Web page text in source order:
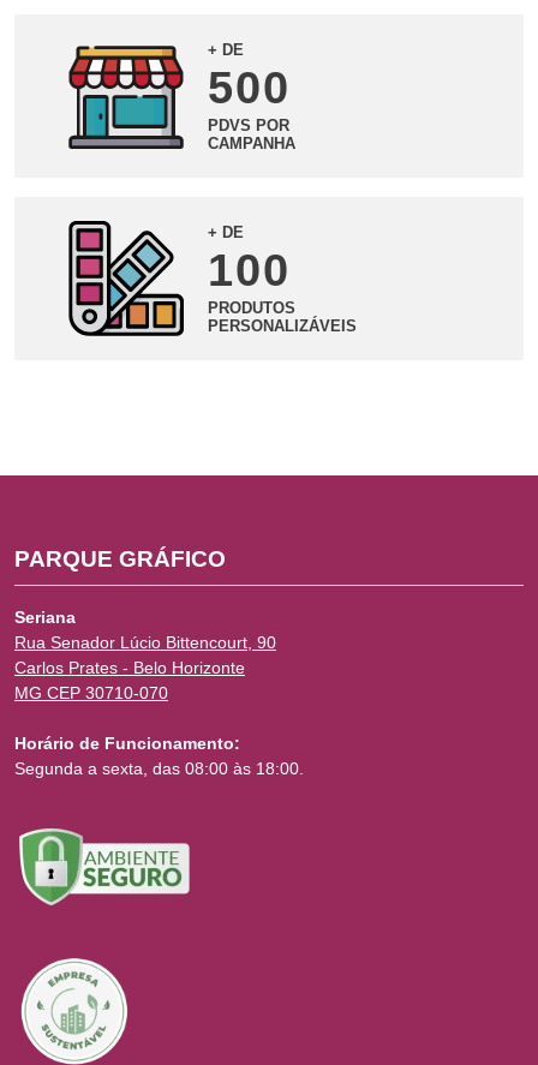
+ DE
500
PDVS POR
CAMPANHA
+ DE
100
PRODUTOS
PERSONALIZÁVEIS
PARQUE GRÁFICO
Seriana
Rua Senador Lúcio Bittencourt, 90
Carlos Prates - Belo Horizonte
MG CEP 30710-070
Horário de Funcionamento:
Segunda a sexta, das 08:00 às 18:00.